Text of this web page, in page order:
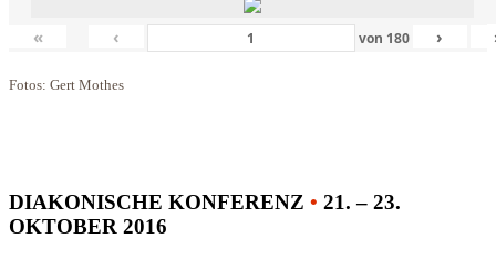
« ‹ von 180 ›
Fotos: Gert Mothes
DIAKONISCHE KONFERENZ • 21. – 23.
OKTOBER 2016